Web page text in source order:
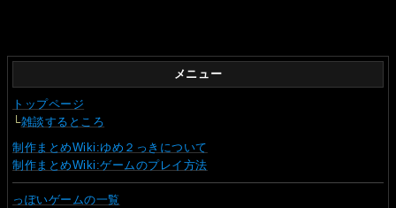
メニュー
トップページ
└雑談するところ
制作まとめWiki:ゆめ２っきについて
制作まとめWiki:ゲームのプレイ方法
っぽいゲームの一覧